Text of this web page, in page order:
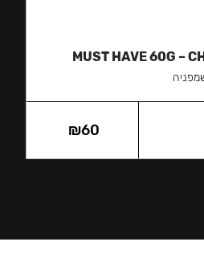
MUST HAVE 60G –
₪60